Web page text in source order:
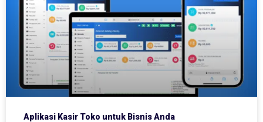
Aplikasi Kasir Toko untuk Bisnis Anda